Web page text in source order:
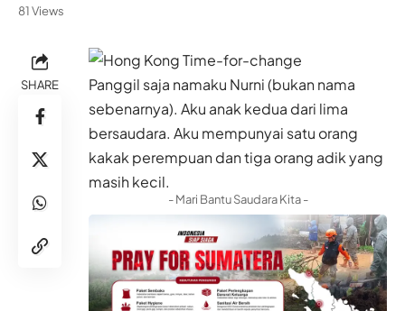
81 Views
SHARE
Panggil saja namaku Nurni (bukan nama
sebenarnya). Aku anak kedua dari lima
bersaudara. Aku mempunyai satu orang
kakak perempuan dan tiga orang adik yang
masih kecil.
- Mari Bantu Saudara Kita -